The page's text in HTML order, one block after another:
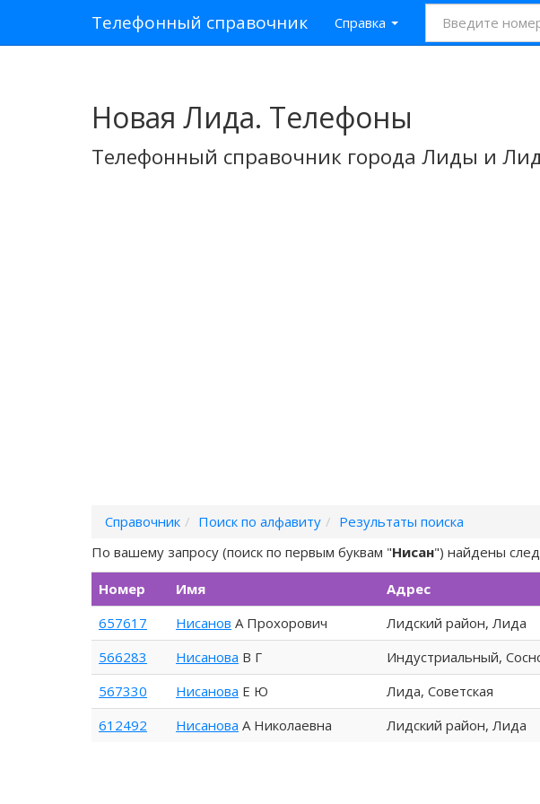
Телефонный справочник Справка
Новая Лида. Телефоны
Телефонный справочник города Лиды и
Справочник Поиск по алфавиту
Результаты поиска
По вашему запросу (поиск по первым буквам "Нисан") найдены
Номер Имя Адрес
657617
Нисанов А Прохорович Лидский район, Лида
566283 Нисанова В Г Индустриальный,
567330 Нисанова Е Ю Лида, Советская
612492 Нисанова А Николаевна Лидский район, Лида